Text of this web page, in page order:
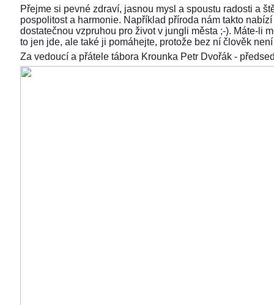
Přejme si pevné zdraví, jasnou mysl a spoustu radosti a
pospolitost a harmonie. Například příroda nám takto
dostatečnou vzpruhou pro život v jungli města ;-). Máte-li
to jen jde, ale také ji pomáhejte, protože bez ní člověk
Za vedoucí a přátele tábora Krounka Petr Dvořák -